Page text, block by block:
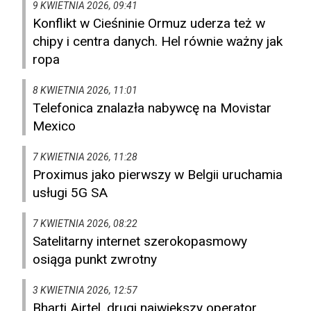
9 KWIETNIA 2026, 09:41
Konflikt w Cieśninie Ormuz uderza też w
chipy i centra danych. Hel równie ważny jak
ropa
8 KWIETNIA 2026, 11:01
Telefonica znalazła nabywcę na Movistar
Mexico
7 KWIETNIA 2026, 11:28
Proximus jako pierwszy w Belgii uruchamia
usługi 5G SA
7 KWIETNIA 2026, 08:22
Satelitarny internet szerokopasmowy
osiąga punkt zwrotny
3 KWIETNIA 2026, 12:57